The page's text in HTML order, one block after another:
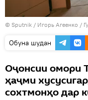
© Sputnik / Игорь Агеенко /
Обуна шудан
Оҷонсии омори
ҳаҷми
сохтмонҳо дар